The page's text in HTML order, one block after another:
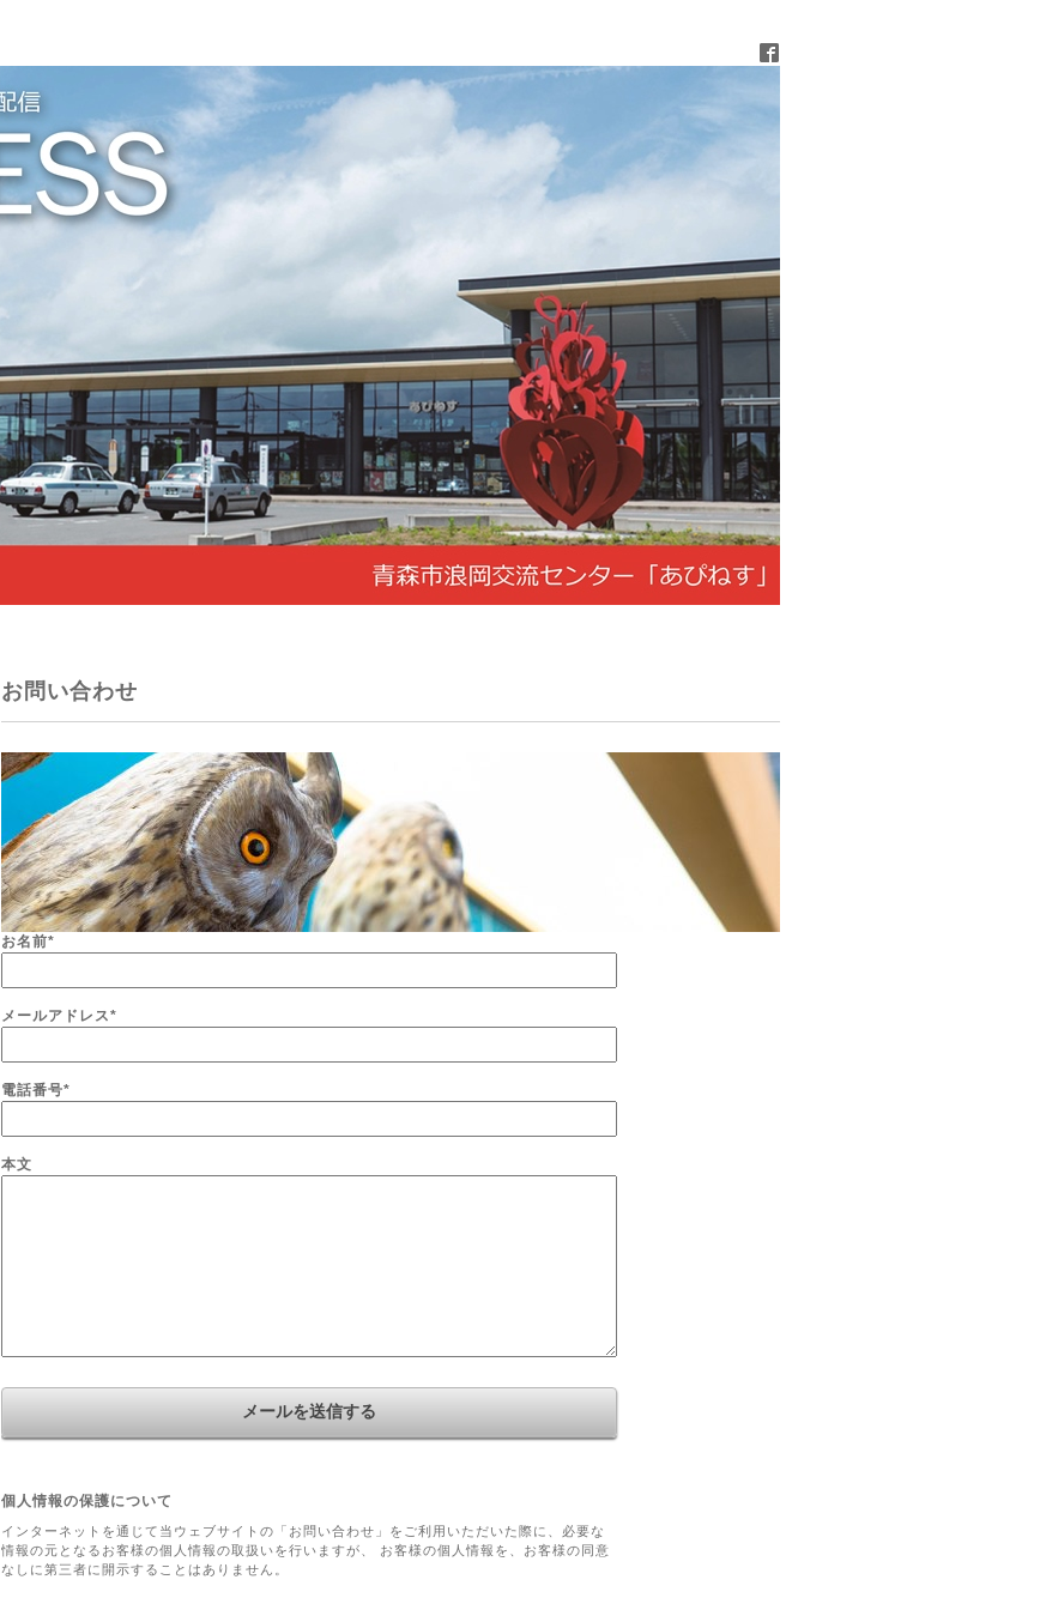
お問い合わせ
お名前*
メールアドレス*
電話番号*
本文
個人情報の保護について
インターネットを通じて当ウェブサイトの「お問い合わせ」をご利用いただいた際に、必要な
情報の元となるお客様の個人情報の取扱いを行いますが、 お客様の個人情報を、お客様の同意
なしに第三者に開示することはありません。